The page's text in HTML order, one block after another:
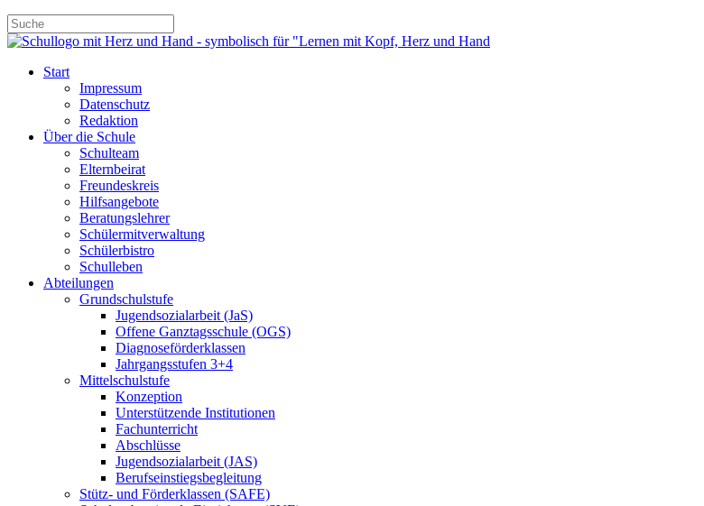
Start
Impressum
Datenschutz
Redaktion
Über die Schule
Schulteam
Elternbeirat
Freundeskreis
Hilfsangebote
Beratungslehrer
Schülermitverwaltung
Schülerbistro
Schulleben
Abteilungen
Grundschulstufe
Jugendsozialarbeit (JaS)
Offene Ganztagsschule (OGS)
Diagnoseförderklassen
Jahrgangsstufen 3+4
Mittelschulstufe
Konzeption
Unterstützende Institutionen
Fachunterricht
Abschlüsse
Jugendsozialarbeit (JAS)
Berufseinstiegsbegleitung
Stütz- und Förderklassen (SAFE)